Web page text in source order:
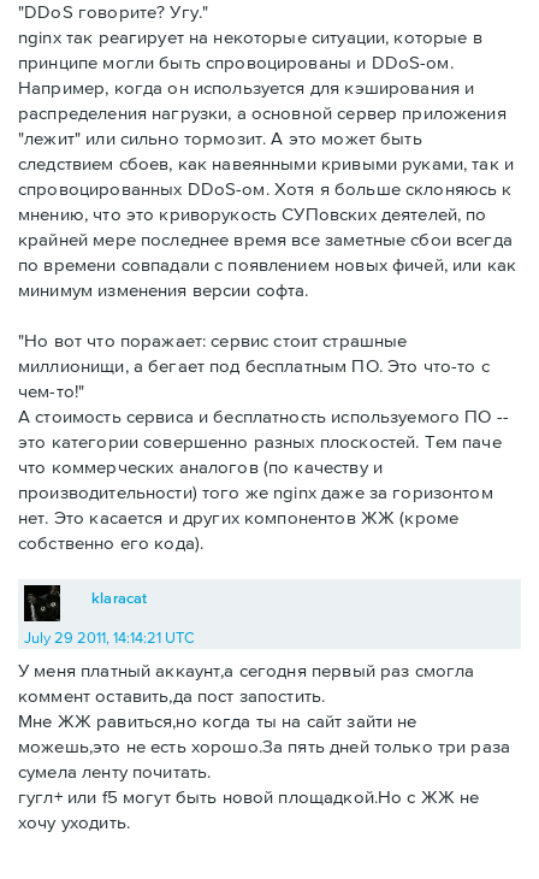
DDoS говорите? Угу.
nginx так реагирует на некоторые ситуации, которые в
принципе могли быть спровоцированы и DDoS-ом.
Например, когда он используется для кэширования и
распределения нагрузки, а основной сервер приложения
"лежит" или сильно тормозит. А это может быть
следствием сбоев, как навеянными кривыми руками, так и
спровоцированных DDoS-ом. Хотя я больше склоняюсь к
мнению, что это криворукость СУПовских деятелей, по
крайней мере последнее время все заметные сбои всегда
по времени совпадали с появлением новых фичей, или как
минимум изменения версии софта.
Но вот что поражает: сервис стоит страшные
миллионищи, а бегает под бесплатным ПО. Это что-то с
чем-то!
А стоимость сервиса и бесплатность используемого ПО --
это категории совершенно разных плоскостей. Тем паче
что коммерческих аналогов (по качеству и
производительности) того же nginx даже за горизонтом
нет. Это касается и других компонентов ЖЖ (кроме
собственно его кода).
klaracat
July 29 2011, 14:14:21 UTC
У меня платный аккаунт,а сегодня первый раз смогла
коммент оставить,да пост запостить.
Мне ЖЖ равиться,но когда ты на сайт зайти не
можешь,это не есть хорошо.За пять дней только три раза
сумела ленту почитать.
гугл+ или f5 могут быть новой площадкой.Но с ЖЖ не
хочу уходить.